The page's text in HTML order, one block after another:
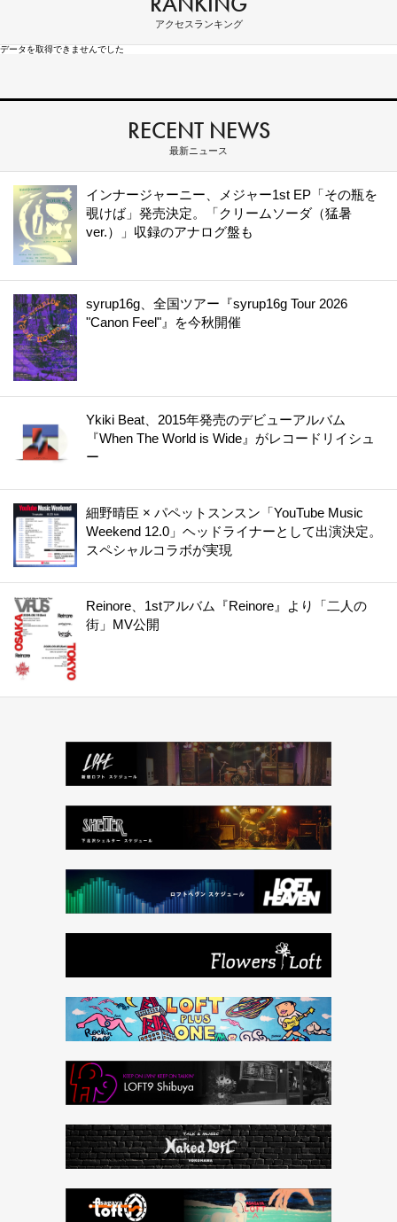
アクセスランキング
データを取得できませんでした
RECENT NEWS
最新ニュース
インナージャーニー、メジャー1st EP「その瓶を
覗けば」発売決定。「クリームソーダ（猛暑
ver.）」収録のアナログ盤も
syrup16g、全国ツアー『syrup16g Tour 2026
"Canon Feel"』を今秋開催
Ykiki Beat、2015年発売のデビューアルバム
『When The World is Wide』がレコードリイシュ
ー
細野晴臣 × パペットスンスン「YouTube Music
Weekend 12.0」ヘッドライナーとして出演決定。
スペシャルコラボが実現
Reinore、1stアルバム『Reinore』より「二人の
街」MV公開